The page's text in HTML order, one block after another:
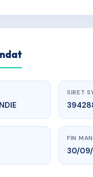
SIRET
FIN
30/